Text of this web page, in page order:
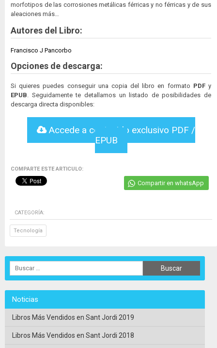
morfotipos de las corrosiones metálicas férricas y no férricas y de sus
aleaciones más…
Autores del Libro:
Francisco J Pancorbo
Opciones de descarga:
Si quieres puedes conseguir una copia del libro en formato PDFy
EPUB . Seguidamente te detallamos un listado de posibilidades de
descarga directa disponibles:
Accede a contenido exclusivo PDF /
EPUB
COMPARTE ESTE ARTICULO:
Compartir en whatsApp
CATEGORÍA:
Tecnología
Noticias
Libros Más Vendidos en Sant Jordi 2019
Libros Más Vendidos en Sant Jordi 2018